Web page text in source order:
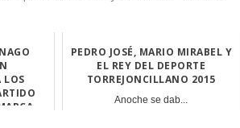
LOS
PEDRO JOSÉ, MARIO MIRABEL Y
EL REY DEL DEPORTE
TORREJONCILLANO 2015
Anoche se dab...